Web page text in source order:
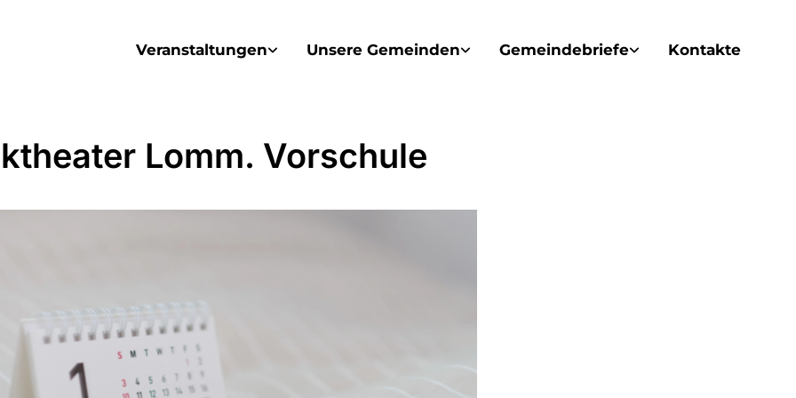
Veranstaltungen Unsere Gemeinden Gemeindebriefe Kontakte
Lomm. Vorschule